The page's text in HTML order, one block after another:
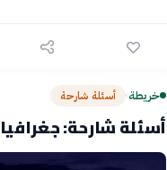
خريطة› أسئلة شارحة
أسئلة شارحة: